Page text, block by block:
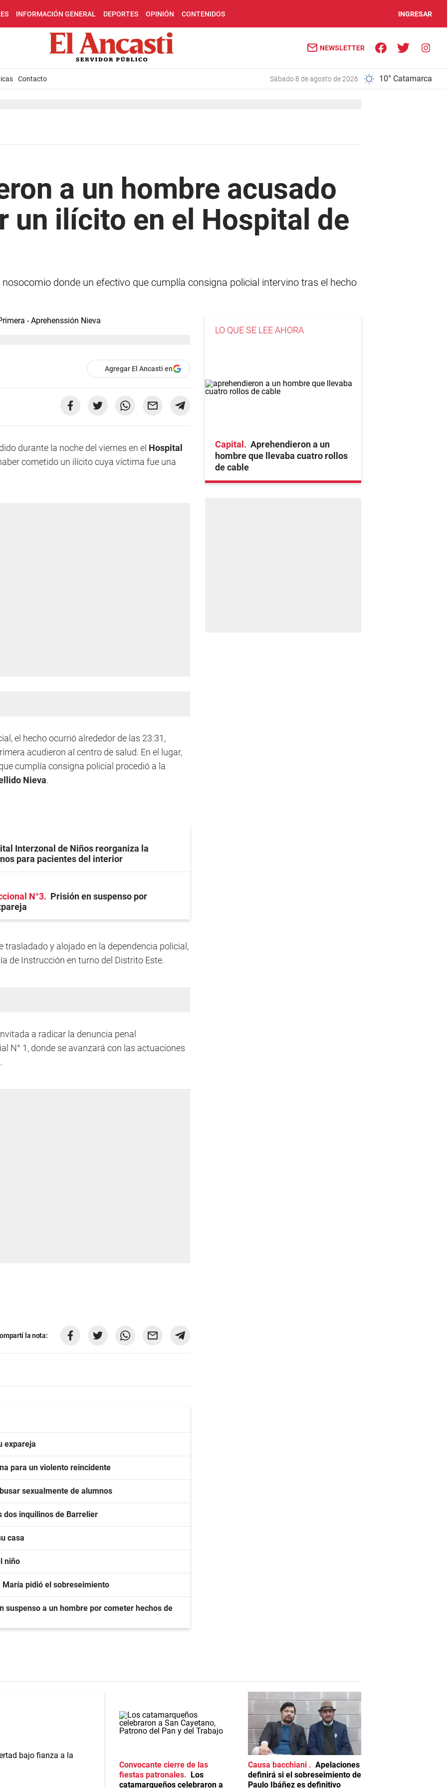
INFORMACIÓN GENERAL DEPORTES OPINIÓN CONTENIDOS INGRESAR
NEWSLETTER
Contacto sábado 8 de agosto de 2026 10° Catamarca
a un hombre acusado
un ilícito en el Hospital de
donde un efectivo que cumplía consigna policial intervino tras el hecho
Agregar El Ancasti en
durante la noche del viernes en el Hospital
cometido un ilícito cuya víctima fue una
el hecho ocurrió alrededor de las 23:31,
acudieron al centro de salud. En el lugar,
cumplía consigna policial procedió a la
Nieva.
Interzonal de Niños reorganiza la
para pacientes del interior
N°3
Prisión en suspenso por
trasladado y alojado en la dependencia policial,
de Instrucción en turno del Distrito Este.
a radicar la denuncia penal
N° 1, donde se avanzará con las actuaciones
la nota:
expareja
para un violento reincidente
sexualmente de alumnos
dos inquilinos de Barrelier
casa
niño
pidió el sobreseimiento
suspenso a un hombre por cometer hechos de
LO QUE SE LEE AHORA
Capital
Aprehendieron a un
hombre que llevaba cuatro rollos
de cable
Convocante cierre de las
fiestas patronales
Los
catamarqueños celebraron a
Causa bacchiani
Apelaciones
definirá si el sobreseimiento de
Paulo Ibáñez es definitivo